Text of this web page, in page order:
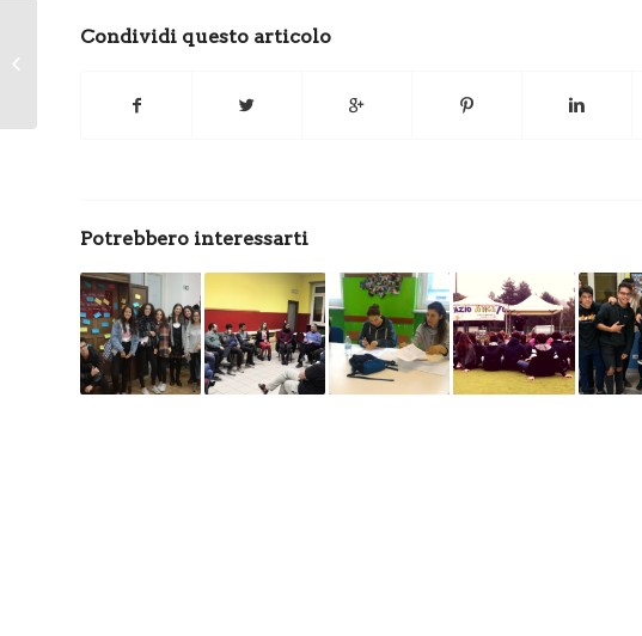
Condividi questo articolo
Potrebbero interessarti
La testimonianza: N. a